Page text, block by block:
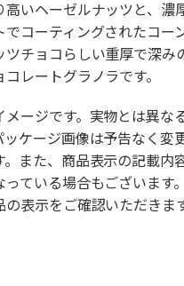
高いヘーゼルナッツと、濃
でコーティングされたコー
ツチョコらしい重厚で深み
レートグラノラです。
ージです。実物とは異な
ケージ画像は予告なく変
。また、商品表示の記載内
っている場合もございます
の表示をご確認いただきま